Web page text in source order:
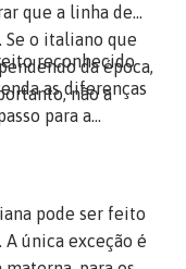
que a linha de
o italiano que
da época,
não a
reconhecido
as diferenças
para a
pode ser feito
única exceção é